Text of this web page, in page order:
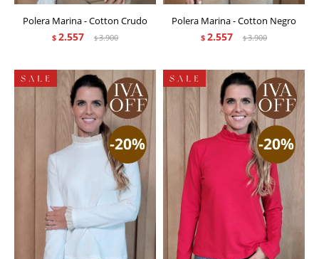
Polera Marina - Cotton Crudo
$ 2.557 $3.900
Polera Marina - Cotton Negro
$ 2.557 $3.900